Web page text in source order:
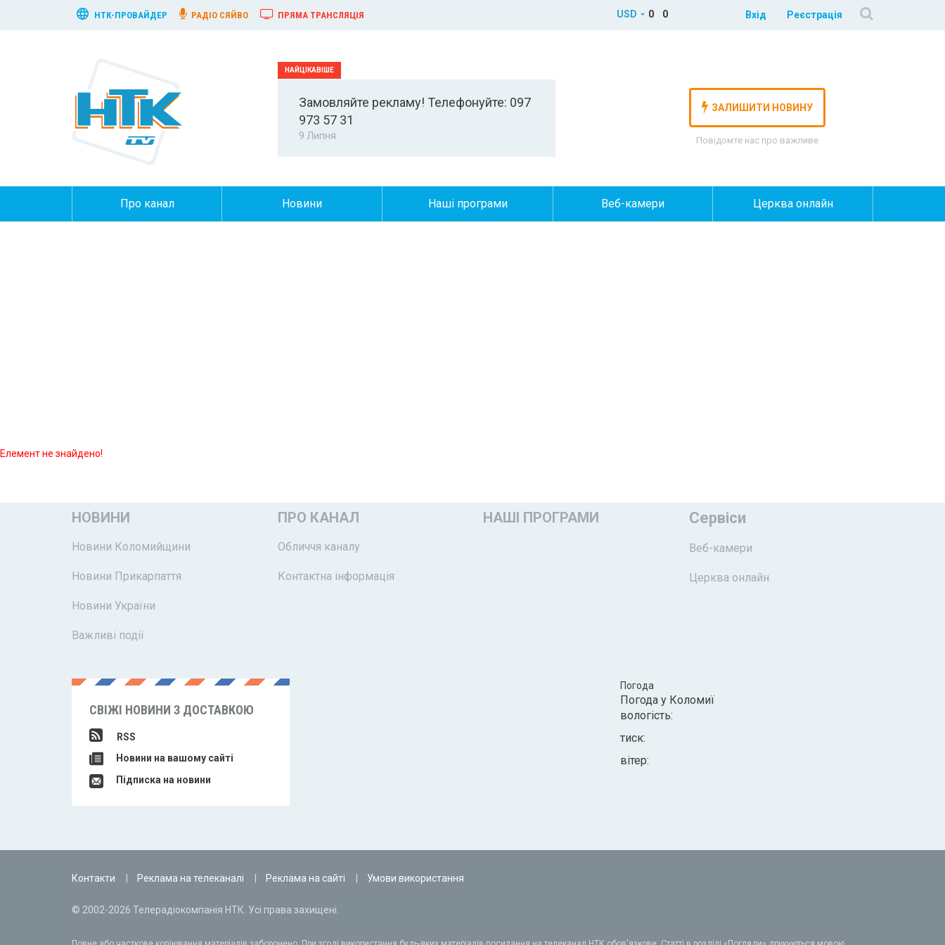
НТК-ПРОВАЙДЕР РАДІО СЯЙВО ПРЯМА ТРАНСЛЯЦІЯ USD 0 0 Вхід Реєстрація
Замовляйте рекламу! Телефонуйте: 097
973 57 31
9 Липня
ЗАЛИШИТИ НОВИНУ
Повідомте нас про важливе
Про канал Новини Наші програми Веб-камери Церква онлайн
Елемент не знайдено!
НОВИНИ
Новини Коломийщини
Новини Прикарпаття
Новини України
Важливі події
ПРО КАНАЛ
Обличчя каналу
Контактна інформація
НАШІ ПРОГРАМИ Сервіси
Веб-камери
Церква онлайн
СВІЖІ НОВИНИ З ДОСТАВКОЮ
RSS
Новини на вашому сайті
Підписка на новини
Погода
Погода у Коломиї
вологість:
тиск:
вітер:
Контакти Реклама на телеканалі Реклама на сайті Умови використання
© 2002-2026 Телерадіокомпанія НТК. Усі права захищені.